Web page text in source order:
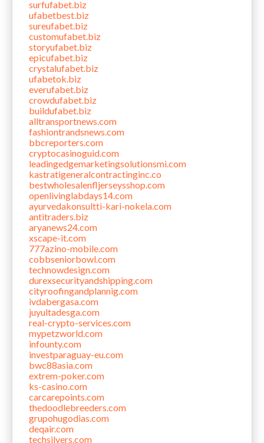
surfufabet.biz
ufabetbest.biz
sureufabet.biz
customufabet.biz
storyufabet.biz
epicufabet.biz
crystalufabet.biz
ufabetok.biz
everufabet.biz
crowdufabet.biz
buildufabet.biz
alltransportnews.com
fashiontrandsnews.com
bbcreporters.com
cryptocasinoguid.com
leadingedgemarketingsolutionsmi.com
kastratigeneralcontractinginc.co
bestwholesalenfljerseysshop.com
openlivinglabdays14.com
ayurvedakonsultti-kari-nokela.com
antitraders.biz
aryanews24.com
xscape-it.com
777azino-mobile.com
cobbseniorbowl.com
technowdesign.com
durexsecurityandshipping.com
cityroofingandplannig.com
ivdabergasa.com
juyultadesga.com
real-crypto-services.com
mypetzworld.com
infounty.com
investparaguay-eu.com
bwc88asia.com
extrem-poker.com
ks-casino.com
carcarepoints.com
thedoodlebreeders.com
grupohugodias.com
deqair.com
techsilvers.com